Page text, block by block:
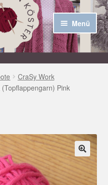
Menü
öffnen
CraSy Work
Pink
🔍